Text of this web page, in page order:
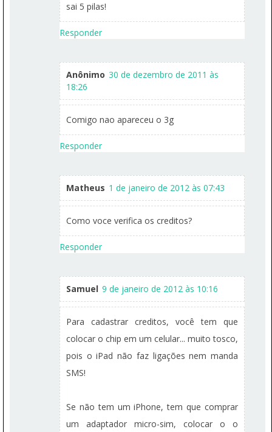
sai 5 pilas!
Responder
Anônimo 30 de dezembro de 2011 às
18:26
Comigo nao apareceu o 3g
Responder
Matheus 1 de janeiro de 2012 às 07:43
Como voce verifica os creditos?
Responder
Samuel 9 de janeiro de 2012 às 10:16
Para cadastrar creditos, você tem que
colocar o chip em um celular... muito tosco,
pois o iPad não faz ligações nem manda
SMS!
Se não tem um iPhone, tem que comprar
um adaptador micro-sim, colocar o o